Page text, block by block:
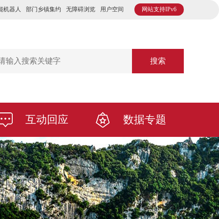
网站支持IPv6
机器人 部门乡镇集约 无障碍浏览 用户空间
搜索
互动回应 数据专题